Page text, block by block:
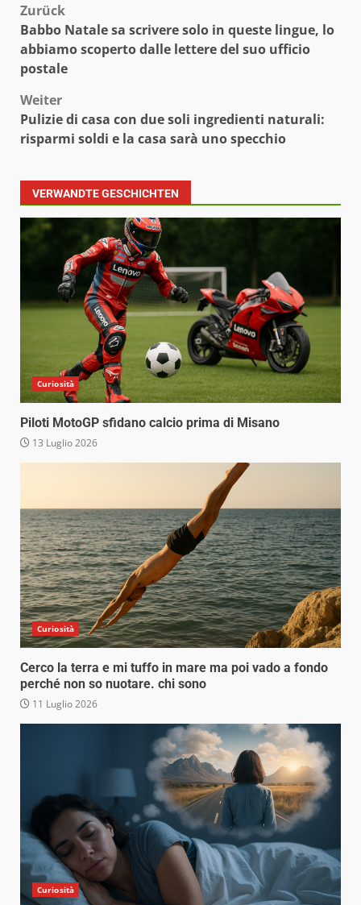
Beitragsnavigation
Zurück
Babbo Natale sa scrivere solo in queste lingue, lo
abbiamo scoperto dalle lettere del suo ufficio
postale
Weiter
Pulizie di casa con due soli ingredienti naturali:
risparmi soldi e la casa sarà uno specchio
VERWANDTE GESCHICHTEN
Curiosità
Piloti MotoGP sfidano calcio prima di Misano
13 Luglio 2026
Curiosità
Cerco la terra e mi tuffo in mare ma poi vado a fondo
perché non so nuotare. chi sono
11 Luglio 2026
Curiosità